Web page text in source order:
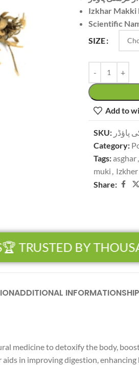
Izkhar Makki
Scientific
SIZE
Add to
SKU: پاؤڈر
Category:
Tags:asghar,
muki ,
Share:
BY
ADDITIONAL INFORMATION
medicine to detoxify the body,
in improving digestion,